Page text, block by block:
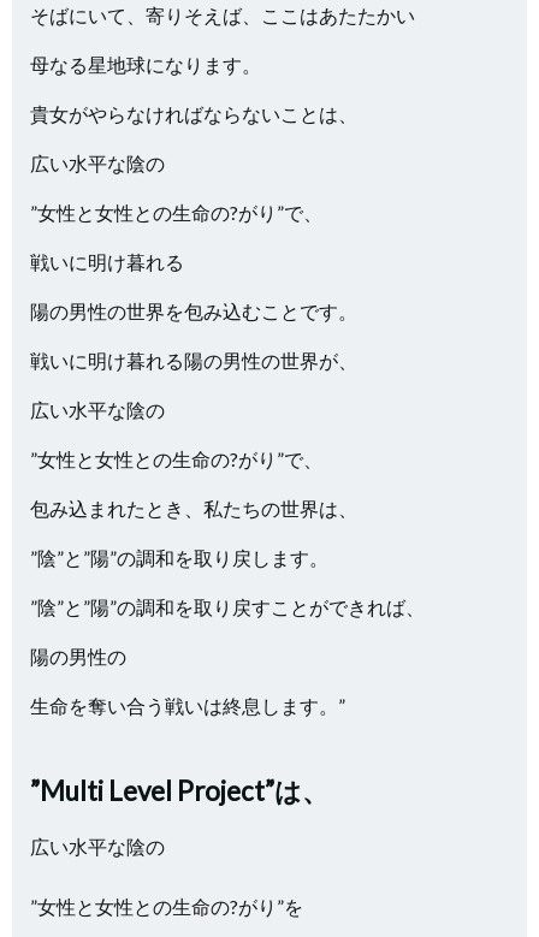
そばにいて、寄りそえば、ここはあたたかい
母なる星地球になります。
貴女がやらなければならないことは、
広い水平な陰の
”女性と女性との生命の?がり”で、
戦いに明け暮れる
陽の男性の世界を包み込むことです。
戦いに明け暮れる陽の男性の世界が、
広い水平な陰の
”女性と女性との生命の?がり”で、
包み込まれたとき、私たちの世界は、
”陰”と”陽”の調和を取り戻します。
”陰”と”陽”の調和を取り戻すことができれば、
陽の男性の
生命を奪い合う戦いは終息します。”
”Multi Level Project”は、
広い水平な陰の
”女性と女性との生命の?がり”を